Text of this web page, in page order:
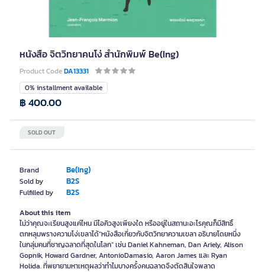
หนังสือ จิตวิทยาคนโง่ สำนักพิมพ์ Be(Ing)
Product CodeDA13331
Brand Be(Ing)
Sold by B2S
Fulfilled by B2S
0% installment available
SOLD OUT
฿ 400.00
About this item
ไม่ว่าคุณจะเรียนสูงแค่ไหน มีไอคิวสูงเพียงใด หรืออยู่ในสถานะอะไรคุณก็มีสิทธิ์
ตกหลุมพรางความโง่เขลาได้“หนังสือเกี่ยวกับจิตวิทยาความเขลา อธิบายโดยหนึ่ง
ในกลุ่มคนที่ชาญฉลาดที่สุดในโลก” เช่น Daniel Kahneman, Dan Ariely, Alison
Gopnik, Howard Gardner, AntonioDamasio, Aaron James และ Ryan
Holida. ที่พยายามหาเหตุผลว่าทำไมบางครั้งคนฉลาดจึงตัดสินใจพลาด